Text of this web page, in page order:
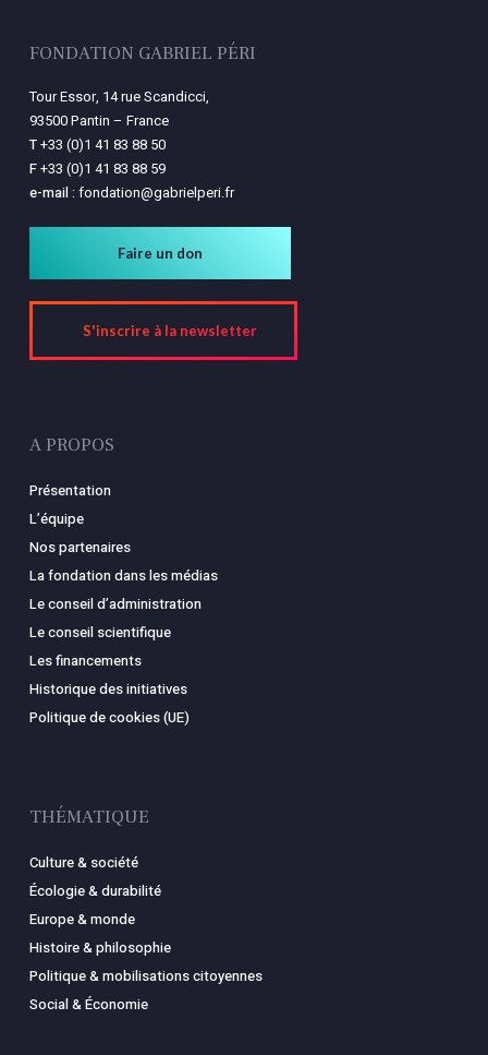
FONDATION GABRIEL PÉRI
Tour Essor, 14 rue Scandicci,
93500 Pantin – France
T+33 (0)1 41 83 88 50
F+33 (0)1 41 83 88 59
e-mail : fondation@gabrielperi.fr
Faire un don
S'inscrire à la newsletter
A PROPOS
Présentation
L’équipe
Nos partenaires
La fondation dans les médias
Le conseil d’administration
Le conseil scientifique
Les financements
Historique des initiatives
Politique de cookies (UE)
THÉMATIQUE
Culture & société
Écologie & durabilité
Europe & monde
Histoire & philosophie
Politique & mobilisations citoyennes
Social & Économie